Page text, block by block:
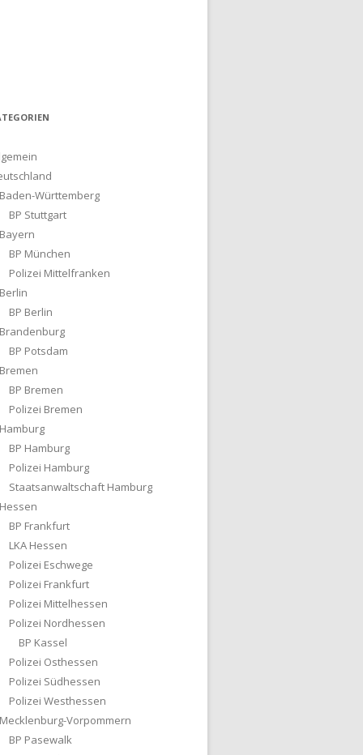
114 E-Mail: tuttlingen.pp.stab.oe@polizei.bwl.de http://
Baden-Württemberg
BP Stuttgart
Bayern
BP München
Polizei Mittelfranken
Berlin
BP Berlin
Brandenburg
BP Potsdam
Bremen
BP Bremen
Polizei Bremen
Hamburg
BP Hamburg
Polizei Hamburg
Staatsanwaltschaft Hamburg
Hessen
BP Frankfurt
LKA Hessen
Polizei Eschwege
Polizei Frankfurt
Polizei Mittelhessen
Polizei Nordhessen
BP Kassel
Polizei Osthessen
Polizei Südhessen
Polizei Westhessen
Mecklenburg-Vorpommern
BP Pasewalk